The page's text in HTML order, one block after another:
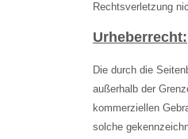
Rechtsverletzung
Urheberrecht:
Die durch die
außerhalb der
kommerziellen
solche